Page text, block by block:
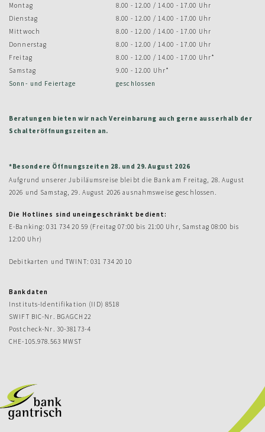
Montag
8.00 - 12.00 / 14.00 - 17.00 Uhr
Dienstag
8.00 - 12.00 / 14.00 - 17.00 Uhr
Mittwoch
8.00 - 12.00 / 14.00 - 17.00 Uhr
Donnerstag
8.00 - 12.00 / 14.00 - 17.00 Uhr
Freitag
8.00 - 12.00 / 14.00 - 17.00 Uhr*
Samstag
9.00 - 12.00 Uhr*
Sonn- und Feiertage
geschlossen
Beratungen bieten wir nach Vereinbarung auch gerne ausserhalb der
Schalteröffnungszeiten an.
*Besondere Öffnungszeiten 28. und 29. August 2026
Aufgrund unserer Jubiläumsreise bleibt die Bank am Freitag, 28. August
2026 und Samstag, 29. August 2026 ausnahmsweise geschlossen.
Die Hotlines sind uneingeschränkt bedient:
E-Banking: 031 734 20 59 (Freitag 07:00 bis 21:00 Uhr, Samstag 08:00 bis
12:00 Uhr)
Debitkarten und TWINT: 031 734 20 10
Bankdaten
Instituts-Identifikation (IID) 8518
SWIFT BIC-Nr. BGAGCH22
Postcheck-Nr. 30-38173-4
CHE-105.978.563 MWST